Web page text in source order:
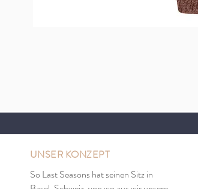
UNSER KONZEPT
So Last Seasons hat seinen Sitz in